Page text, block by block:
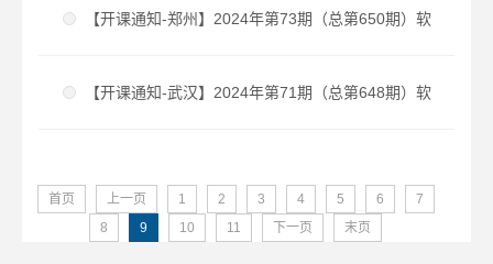
件工程造价师培训课程
【开课通知-郑州】2024年第73期（总第650期）软
件工程造价师培训课程
【开课通知-武汉】2024年第71期（总第648期）软
首页 上一页 1 2 3 4 5 6
7
8
9 10 11 下一页 末页